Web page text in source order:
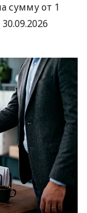
сумму от 1